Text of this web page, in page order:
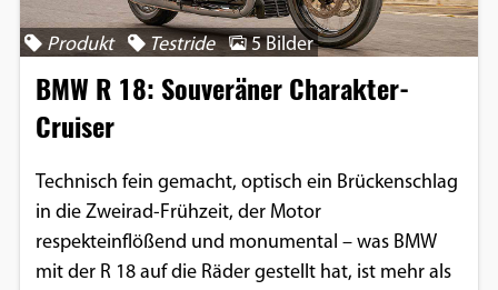
Produkt Testride 5 Bilder
BMW R 18: Souveräner Charakter-
Cruiser
Technisch fein gemacht, optisch ein Brückenschlag
in die Zweirad-Frühzeit, der Motor
respekteinflößend und monumental – was BMW
mit der R 18 auf die Räder gestellt hat, ist mehr als